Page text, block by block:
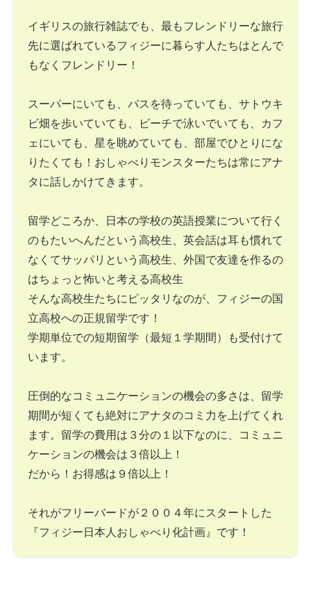
イギリスの旅行雑誌でも、最もフレンドリーな旅行
先に選ばれているフィジーに暮らす人たちはとんで
もなくフレンドリー！
スーパーにいても、バスを待っていても、サトウキ
ビ畑を歩いていても、ビーチで泳いでいても、カフ
ェにいても、星を眺めていても、部屋でひとりにな
りたくても！おしゃべりモンスターたちは常にアナ
タに話しかけてきます。
留学どころか、日本の学校の英語授業について行く
のもたいへんだという高校生、英会話は耳も慣れて
なくてサッパリという高校生、外国で友達を作るの
はちょっと怖いと考える高校生
そんな高校生たちにピッタリなのが、フィジーの国
立高校への正規留学です！
学期単位での短期留学（最短１学期間）も受付けて
います。
圧倒的なコミュニケーションの機会の多さは、留学
期間が短くても絶対にアナタのコミ力を上げてくれ
ます。留学の費用は３分の１以下なのに、コミュニ
ケーションの機会は３倍以上！
だから！お得感は９倍以上！
それがフリーバードが２００４年にスタートした
『フィジー日本人おしゃべり化計画』です！